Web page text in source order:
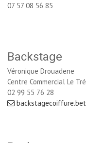
07 57 08 56 85
Backstage
Véronique Drouadene
Centre Commercial Le
02 99 55 76 28